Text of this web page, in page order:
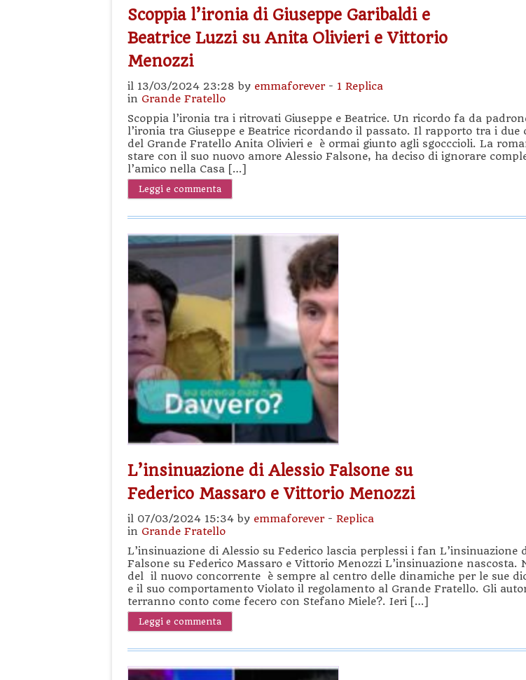
Scoppia l’ironia di Giuseppe Garibaldi e
Beatrice Luzzi su Anita Olivieri e Vittorio
Menozzi
il 13/03/2024 23:28 by emmaforever- 1 Replica
in Grande Fratello
Scoppia l’ironia tra i ritrovati Giuseppe e Beatrice. Un ricordo fa da
l’ironia tra Giuseppe e Beatrice ricordando il passato. Il rapporto tra i due
del Grande Fratello Anita Olivieri e è ormai giunto agli sgocccioli. La
stare con il suo nuovo amore Alessio Falsone, ha deciso di ignorare
l’amico nella Casa […]
Leggi e commenta
L’insinuazione di Alessio Falsone su
Federico Massaro e Vittorio Menozzi
il 07/03/2024 15:34 by emmaforever- Replica
in Grande Fratello
L’insinuazione di Alessio su Federico lascia perplessi i fan L’insinuazione
Falsone su Federico Massaro e Vittorio Menozzi L’insinuazione nascosta.
del il nuovo concorrente è sempre al centro delle dinamiche per le sue
e il suo comportamento Violato il regolamento al Grande Fratello. Gli
terranno conto come fecero con Stefano Miele?. Ieri […]
Leggi e commenta